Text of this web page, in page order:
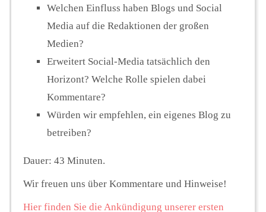
Welchen Einfluss haben Blogs und Social
Media auf die Redaktionen der großen
Medien?
Erweitert Social-Media tatsächlich den
Horizont? Welche Rolle spielen dabei
Kommentare?
Würden wir empfehlen, ein eigenes Blog zu
betreiben?
Dauer: 43 Minuten.
Wir freuen uns über Kommentare und Hinweise!
Hier finden Sie die Ankündigung unserer ersten